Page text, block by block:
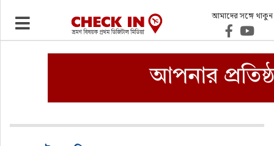
আমাদের সঙ্গে থাকুন
ভ্রমণ